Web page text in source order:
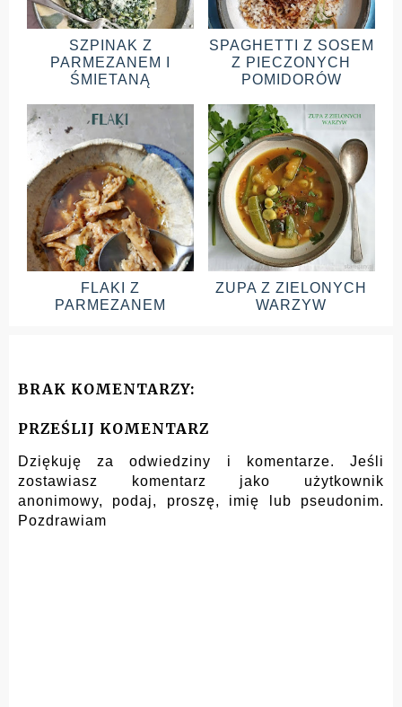
SZPINAK Z
PARMEZANEM I
ŚMIETANĄ
SPAGHETTI Z SOSEM
Z PIECZONYCH
POMIDORÓW
FLAKI Z
PARMEZANEM
ZUPA Z ZIELONYCH
WARZYW
BRAK KOMENTARZY:
PRZEŚLIJ KOMENTARZ
Dziękuję za odwiedziny i komentarze. Jeśli
zostawiasz komentarz jako użytkownik
anonimowy, podaj, proszę, imię lub pseudonim.
Pozdrawiam